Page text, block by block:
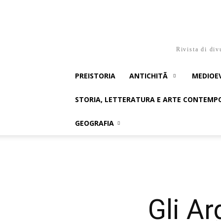
Rivista di
PREISTORIA ANTICHITÃ
STORIA, LETTERATURA E ARTE
GEOGRAFIA
Gli